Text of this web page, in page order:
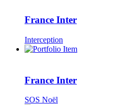
France Inter
Interception
France Inter
SOS Noël